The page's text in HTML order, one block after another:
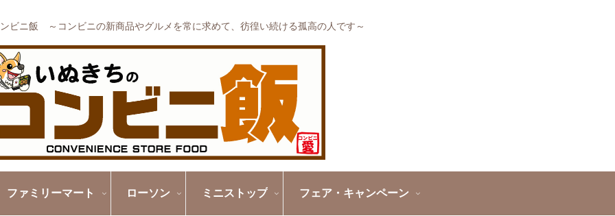
ビニ飯 ～コンビニの新商品やグルメを常に求めて、彷徨い続ける孤高の人です～
ファミリーマート ローソン ミニストップ フェア・キャンペーン